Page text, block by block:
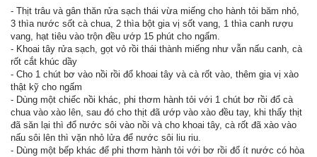
- Thịt trâu và gân thăn rửa sạch thái vừa miếng cho hành tỏi băm nhỏ,
3 thìa nước sốt cà chua, 2 thìa bột gia vị sốt vang, 1 thìa canh rượu
vang, hạt tiêu vào trộn đều ướp 15 phút cho ngấm.
- Khoai tây rửa sạch, gọt vỏ rồi thái thành miếng như vẫn nấu canh, cà
rốt cắt khúc dầy
- Cho 1 chút bơ vào nồi rồi đổ khoai tây và cà rốt vào, thêm gia vị xào
thật kỹ cho ngấm
- Dùng một chiếc nồi khác, phi thơm hành tỏi với 1 chút bơ rồi đổ cà
chua vào xào lên, sau đó cho thịt đã ướp vào xào đều tay, khi thấy thịt
đã săn lại thì đổ nước sôi vào nồi và cho khoai tây, cà rốt đã xào vào
nấu sôi lên thì vặn nhỏ lửa để nước sôi liu riu.
- Dùng một bếp khác để phi thơm hành tỏi với bơ rồi đổ ít nước có hòa